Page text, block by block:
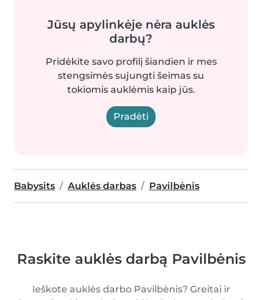
Jūsų apylinkėje nėra auklės
darbų?
Pridėkite savo profilį šiandien ir mes
stengsimės sujungti šeimas su
tokiomis auklėmis kaip jūs.
Pradėti
Babysits Auklės darbas Pavilbėnis
Raskite auklės darbą Pavilbėnis
Ieškote auklės darbo Pavilbėnis? Greitai ir